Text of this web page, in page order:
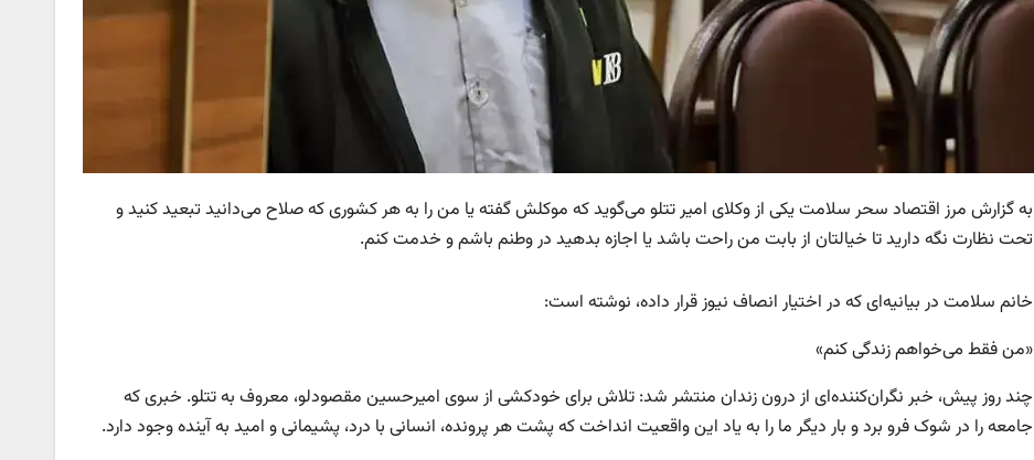
به گزارش مرز اقتصاد سحر سلامت یکی از وکلای امیر تتلو می‌گوید که موکلش گفته یا من را به هر کشوری که صلاح می‌دانید تبعید کنید و
تحت نظارت نگه دارید تا خیالتان از بابت من راحت باشد یا اجازه بدهید در وطنم باشم و خدمت کنم.
خانم سلامت در بیانیه‌ای که در اختیار انصاف نیوز قرار داده، نوشته است:
«من فقط می‌خواهم زندگی کنم»
چند روز پیش، خبر نگران‌کننده‌ای از درون زندان منتشر شد: تلاش برای خودکشی از سوی امیرحسین مقصودلو، معروف به تتلو. خبری که
جامعه را در شوک فرو برد و بار دیگر ما را به یاد این واقعیت انداخت که پشت هر پرونده، انسانی با درد، پشیمانی و امید به آینده وجود دارد.